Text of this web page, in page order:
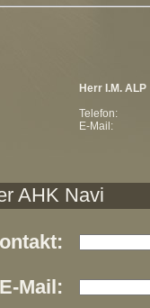
Herr I.M. ALP
Telefon:
E-Mail:
AHK Navi
E-Mail: